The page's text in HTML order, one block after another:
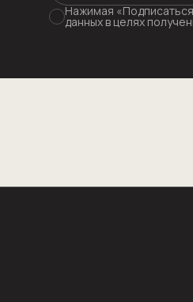
Нажимая
данных в целях